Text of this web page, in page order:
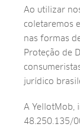
Ao utilizar
coletaremos
nas formas
Proteção de
jurídico
A YellotMob,
48.250.135/